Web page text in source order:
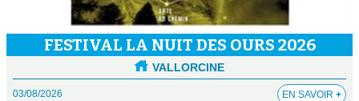
FESTIVAL LA NUIT DES OURS 2026
VALLORCINE
03/08/2026 EN SAVOIR +